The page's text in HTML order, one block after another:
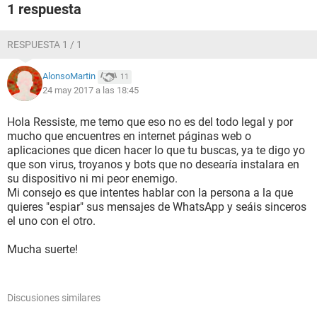
1 respuesta
RESPUESTA 1 / 1
AlonsoMartin 11
24 may 2017 a las 18:45
Hola Ressiste, me temo que eso no es del todo legal y por
mucho que encuentres en internet páginas web o
aplicaciones que dicen hacer lo que tu buscas, ya te digo yo
que son virus, troyanos y bots que no desearía instalara en
su dispositivo ni mi peor enemigo.
Mi consejo es que intentes hablar con la persona a la que
quieres "espiar" sus mensajes de WhatsApp y seáis sinceros
el uno con el otro.
Mucha suerte!
Discusiones similares